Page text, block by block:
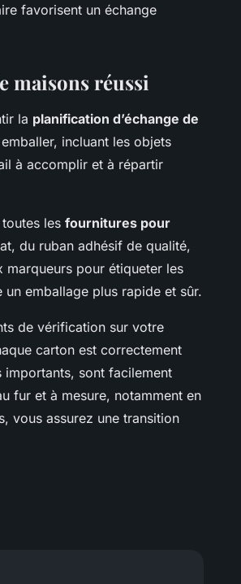
favorisent un échange
maisons réussi
la planification d’échange de
incluant les objets
à accomplir et à répartir
les fournitures pour
du ruban adhésif de qualité,
marqueurs pour étiqueter les
emballage plus rapide et sûr.
de vérification sur votre
carton est correctement
importants, sont facilement
fur et à mesure, notamment en
vous assurez une transition